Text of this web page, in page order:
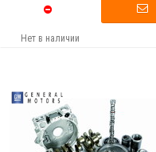
Нет в наличии